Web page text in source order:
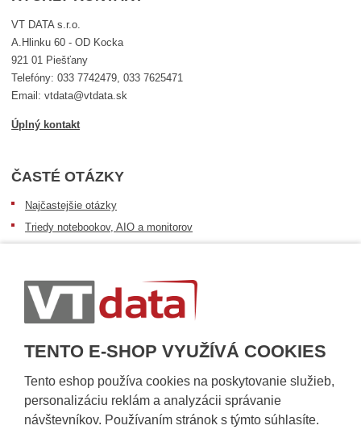
TENTO E-SHOP VYUŽÍVÁ COOKIES
Tento eshop používa cookies na poskytovanie služieb,
personalizáciu reklám a analyzácii správanie
návštevníkov. Používaním stránok s týmto súhlasíte.
VT DATA s.r.o.
A.Hlinku 60 - OD Kocka
921 01 Piešťany
Telefóny: 033 7742479, 033 7625471
Email: vtdata@vtdata.sk
Úplný kontakt
ČASTÉ OTÁZKY
Najčastejšie otázky
Triedy notebookov, AIO a monitorov
Dopravné podmienky
Sledovanie zásielok